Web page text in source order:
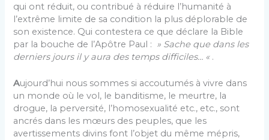
qui ont réduit, ou contribué à réduire l’humanité à
l’extrême limite de sa condition la plus déplorable de
son existence. Qui contestera ce que déclare la Bible
par la bouche de l’Apôtre Paul : » Sache que dans les
derniers jours il y aura des temps difficiles… « .
Aujourd’hui nous sommes si accoutumés à vivre dans
un monde où le vol, le banditisme, le meurtre, la
drogue, la perversité, l’homosexualité etc., etc., sont
ancrés dans les mœurs des peuples, que les
avertissements divins font l’objet du même mépris,